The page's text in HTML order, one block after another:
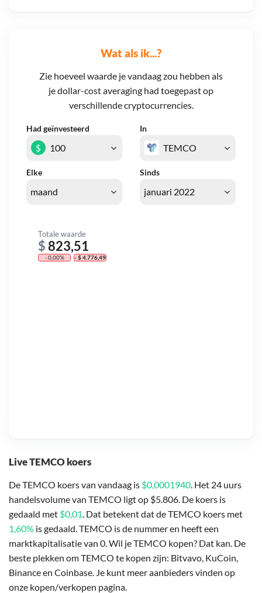
Live TEMCO koers
De TEMCO koers van vandaag is $0,0001940. Het 24 uurs
handelsvolume van TEMCO ligt op $5.806. De koers is
gedaald met $0,01. Dat betekent dat de TEMCO koers met
1,60% is gedaald. TEMCO is de nummer en heeft een
marktkapitalisatie van 0. Wil je TEMCO kopen? Dat kan. De
beste plekken om TEMCO te kopen zijn: Bitvavo, KuCoin,
Binance en Coinbase. Je kunt meer aanbieders vinden op
onze kopen/verkopen pagina.
Wat als ik...?
Zie hoeveel waarde je vandaag zou hebben als
je dollar-cost averaging had toegepast op
verschillende cryptocurrencies.
Had geïnvesteerd In
Elke Sinds
$
Totale waarde
$ 823,51
- 0,00% - $ 4.776,49